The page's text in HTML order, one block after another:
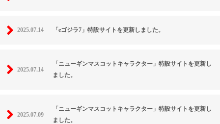
2025.07.14 「eゴジラ7」特設サイトを更新しました。
2025.07.14
「ニューギンマスコットキャラクター」特設サイトを更新し
ました。
2025.07.09
「ニューギンマスコットキャラクター」特設サイトを更新し
ました。